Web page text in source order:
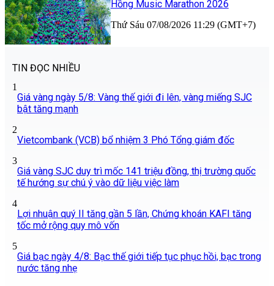
Hồng Music Marathon 2026
Thứ Sáu 07/08/2026 11:29 (GMT+7)
TIN ĐỌC NHIỀU
1
Giá vàng ngày 5/8: Vàng thế giới đi lên, vàng miếng SJC
bật tăng mạnh
2
Vietcombank (VCB) bổ nhiệm 3 Phó Tổng giám đốc
3
Giá vàng SJC duy trì mốc 141 triệu đồng, thị trường quốc
tế hướng sự chú ý vào dữ liệu việc làm
4
Lợi nhuận quý II tăng gần 5 lần, Chứng khoán KAFI tăng
tốc mở rộng quy mô vốn
5
Giá bạc ngày 4/8: Bạc thế giới tiếp tục phục hồi, bạc trong
nước tăng nhẹ